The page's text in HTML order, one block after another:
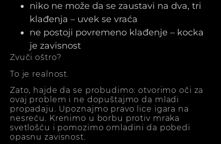
niko ne može da se zaustavi na dva, tri
klađenja – uvek se vraća
ne postoji povremeno klađenje – kocka
je zavisnost
Zvuči oštro?
To je realnost.
Zato, hajde da se probudimo: otvorimo oči za
ovaj problem i ne dopuštajmo da mladi
propadaju. Upoznajmo pravo lice igara na
nesreću. Krenimo u borbu protiv mraka
svetlošću i pomozimo omladini da pobedi
opasnu zavisnost.